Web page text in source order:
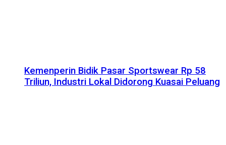
Kemenperin Bidik Pasar Sportswear Rp 58
Triliun, Industri Lokal Didorong Kuasai Peluang